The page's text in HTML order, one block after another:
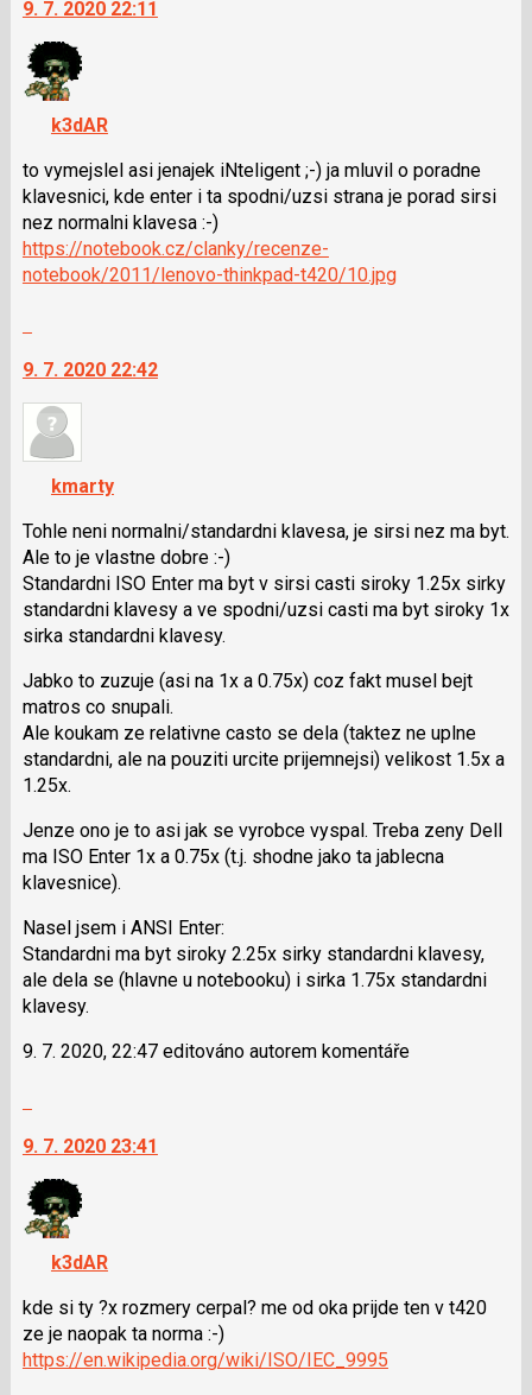
další
nový
názor.
K
navigaci
lze
použít
i
klávesy
N
pro
pro
předchozí
nový
názor
9. 7. 2020 22:11
k3dAR
to vymejslel asi jenajek iNteligent ;-) ja mluvil o poradne
klavesnici, kde enter i ta spodni/uzsi strana je porad sirsi
nez normalni klavesa :-)
https://notebook.cz/clanky/recenze-
notebook/2011/lenovo-thinkpad-t420/10.jpg
další
nový
názor.
navigaci
lze
použít
i
klávesy
N
pro
a
P
pro
předchozí
nový
9. 7. 2020 22:42
kmarty
Tohle neni normalni/standardni klavesa, je sirsi nez ma byt.
Ale to je vlastne dobre :-)
Standardni ISO Enter ma byt v sirsi casti siroky 1.25x sirky
standardni klavesy a ve spodni/uzsi casti ma byt siroky 1x
sirka standardni klavesy.
Jabko to zuzuje (asi na 1x a 0.75x) coz fakt musel bejt
matros co snupali.
Ale koukam ze relativne casto se dela (taktez ne uplne
standardni, ale na pouziti urcite prijemnejsi) velikost 1.5x a
1.25x.
Jenze ono je to asi jak se vyrobce vyspal. Treba zeny Dell
ma ISO Enter 1x a 0.75x (t.j. shodne jako ta jablecna
klavesnice).
Nasel jsem i ANSI Enter:
Standardni ma byt siroky 2.25x sirky standardni klavesy,
ale dela se (hlavne u notebooku) i sirka 1.75x standardni
klavesy.
9. 7. 2020, 22:47 editováno autorem komentáře
další
nový
názor.
K
navigaci
lze
použít
i
klávesy
9. 7. 2020 23:41
k3dAR
kde si ty ?x rozmery cerpal? me od oka prijde ten v t420
ze je naopak ta norma :-)
https://en.wikipedia.org/wiki/ISO/IEC_9995